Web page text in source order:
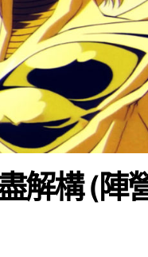
解構 (陣